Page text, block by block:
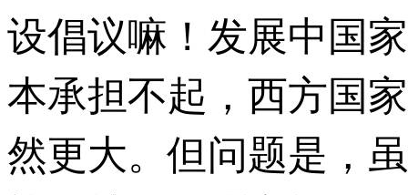
设倡议嘛！发展中国
本承担不起，西方国
然更大。但问题是，